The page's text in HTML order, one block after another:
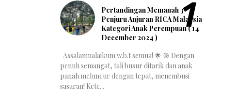
Pertandingan Memanah 3
Penjuru Anjuran RICA Malaysia
Kategori Anak Perempuan ( 14
December 2024 )
Assalamualaikum w.b.t semua! 🌟 🎯 Dengan
penuh semangat, tali busur ditarik dan anak
panah meluncur dengan tepat, menembusi
sasaran! Kete...